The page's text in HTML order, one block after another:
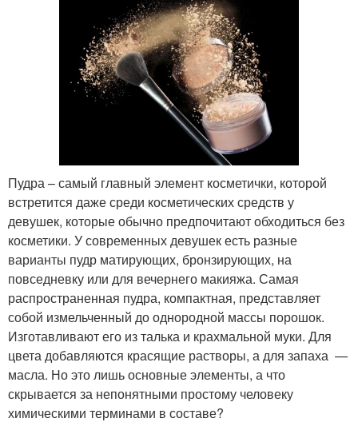
Прозрачные пудры Антивозрастная пудра
кожи
Пудры для светлой
кожи
Пудра для кожи Лечебная пудра
Пудра от прыщей Пудры по сравнению
Энзимная пудра Компактные пудры
Пудра – самый главный элемент косметички, которой
встретится даже среди косметических средств у
девушек, которые обычно предпочитают обходиться без
косметики. У современных девушек есть разные
варианты пудр матирующих, бронзирующих, на
повседневку или для вечернего макияжа. Самая
распространенная пудра, компактная, представляет
собой измельченный до однородной массы порошок.
Изготавливают его из талька и крахмальной муки. Для
цвета добавляются красящие растворы, а для запаха —
масла. Но это лишь основные элементы, а что
скрывается за непонятными простому человеку
химическими терминами в составе?